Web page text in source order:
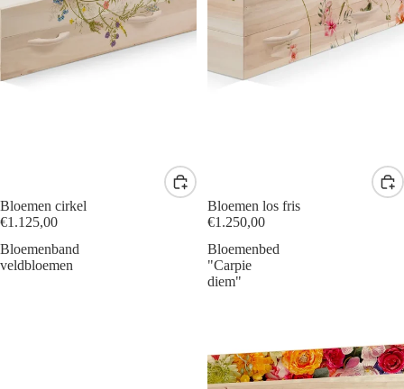
Bloemen cirkel
€1.125,00
Bloemen los fris
€1.250,00
Bloemenband
veldbloemen
Bloemenbed
"Carpie
diem"